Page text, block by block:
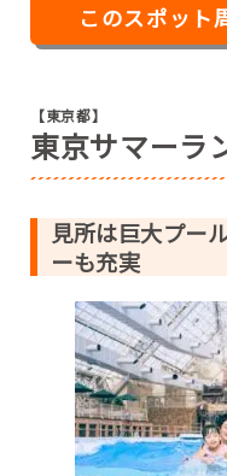
このスポット
【東京都】
東京サマーラ
見所は巨大プー
ーも充実